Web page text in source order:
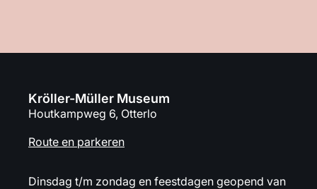
Kröller-Müller Museum
Houtkampweg 6, Otterlo
Route en parkeren
Dinsdag t/m zondag en feestdagen geopend van